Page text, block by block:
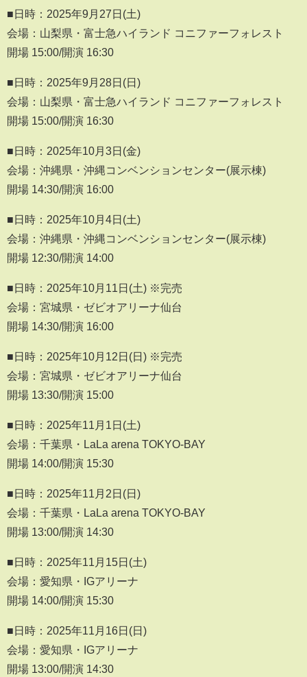
■日時：2025年9月27日(土)
会場：山梨県・富士急ハイランド コニファーフォレスト
開場 15:00/開演 16:30
■日時：2025年9月28日(日)
会場：山梨県・富士急ハイランド コニファーフォレスト
開場 15:00/開演 16:30
■日時：2025年10月3日(金)
会場：沖縄県・沖縄コンベンションセンター(展示棟)
開場 14:30/開演 16:00
■日時：2025年10月4日(土)
会場：沖縄県・沖縄コンベンションセンター(展示棟)
開場 12:30/開演 14:00
■日時：2025年10月11日(土) ※完売
会場：宮城県・ゼビオアリーナ仙台
開場 14:30/開演 16:00
■日時：2025年10月12日(日) ※完売
会場：宮城県・ゼビオアリーナ仙台
開場 13:30/開演 15:00
■日時：2025年11月1日(土)
会場：千葉県・LaLa arena TOKYO-BAY
開場 14:00/開演 15:30
■日時：2025年11月2日(日)
会場：千葉県・LaLa arena TOKYO-BAY
開場 13:00/開演 14:30
■日時：2025年11月15日(土)
会場：愛知県・IGアリーナ
開場 14:00/開演 15:30
■日時：2025年11月16日(日)
会場：愛知県・IGアリーナ
開場 13:00/開演 14:30